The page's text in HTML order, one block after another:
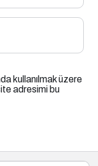
kullanılmak üzere
adresimi bu